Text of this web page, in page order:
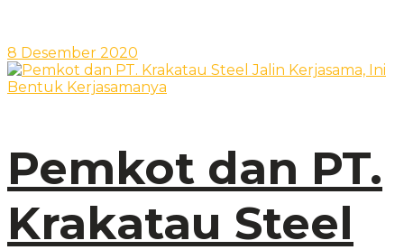
8 Desember 2020
Pemkot dan PT.
Krakatau Steel